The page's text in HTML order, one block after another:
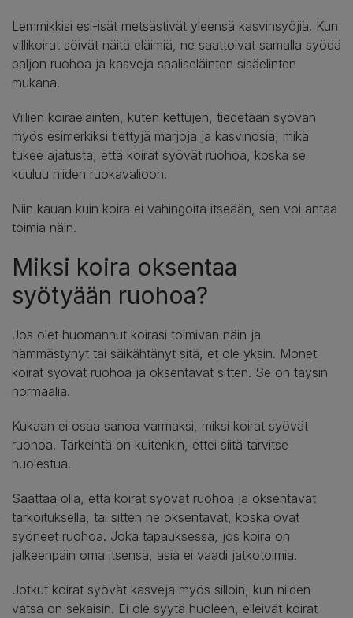
Lemmikkisi esi-isät metsästivät yleensä kasvinsyöjiä. Kun
villikoirat söivät näitä eläimiä, ne saattoivat samalla syödä
paljon ruohoa ja kasveja saaliseläinten sisäelinten
mukana.
Villien koiraeläinten, kuten kettujen, tiedetään syövän
myös esimerkiksi tiettyjä marjoja ja kasvinosia, mikä
tukee ajatusta, että koirat syövät ruohoa, koska se
kuuluu niiden ruokavalioon.
Niin kauan kuin koira ei vahingoita itseään, sen voi antaa
toimia näin.
Miksi koira oksentaa
syötyään ruohoa?
Jos olet huomannut koirasi toimivan näin ja
hämmästynyt tai säikähtänyt sitä, et ole yksin. Monet
koirat syövät ruohoa ja oksentavat sitten. Se on täysin
normaalia.
Kukaan ei osaa sanoa varmaksi, miksi koirat syövät
ruohoa. Tärkeintä on kuitenkin, ettei siitä tarvitse
huolestua.
Saattaa olla, että koirat syövät ruohoa ja oksentavat
tarkoituksella, tai sitten ne oksentavat, koska ovat
syöneet ruohoa. Joka tapauksessa, jos koira on
jälkeenpäin oma itsensä, asia ei vaadi jatkotoimia.
Jotkut koirat syövät kasveja myös silloin, kun niiden
vatsa on sekaisin. Ei ole syytä huoleen, elleivät koirat